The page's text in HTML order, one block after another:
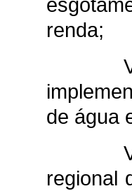
renda;
de água
regional